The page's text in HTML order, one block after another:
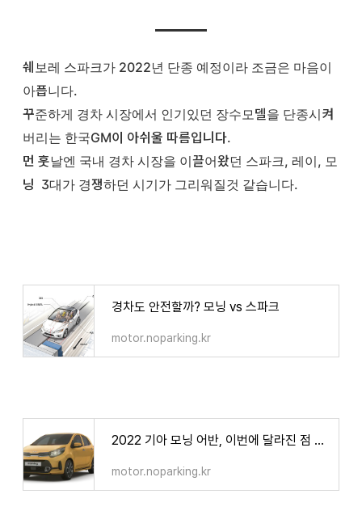
쉐보레 스파크가 2022년 단종 예정이라 조금은 마음이
아픕니다.
꾸준하게 경차 시장에서 인기있던 장수모델을 단종시켜
버리는 한국GM이 아쉬울 따름입니다.
먼 훗날엔 국내 경차 시장을 이끌어왔던 스파크, 레이, 모
닝 3대가 경쟁하던 시기가 그리워질것 같습니다.
경차도 안전할까? 모닝 vs 스파크
motor.noparking.kr
2022 기아 모닝 어반, 이번에 달라진 점 3가지는? (가격표, 인기색상)
motor.noparking.kr